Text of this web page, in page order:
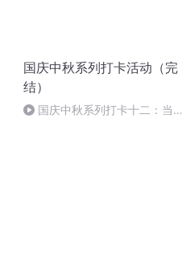
国庆中秋系列打卡活动（完
结）
国庆中秋系列打卡十二：当阳